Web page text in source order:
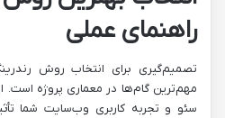
راهنمای عملی
مهم‌ترین گام‌ها در معماری پروژه است.
سئو و تجربه کاربری وب‌سایت شما